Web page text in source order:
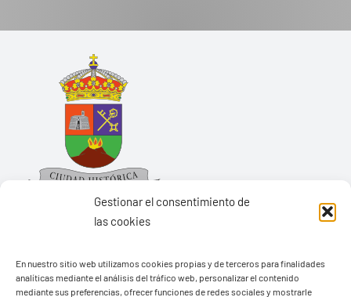
Gestionar el consentimiento de
las cookies
En nuestro sitio web utilizamos cookies propias y de terceros para finalidades
analíticas mediante el análisis del tráfico web, personalizar el contenido
mediante sus preferencias, ofrecer funciones de redes sociales y mostrarle
Ayuntamiento de Yaiza